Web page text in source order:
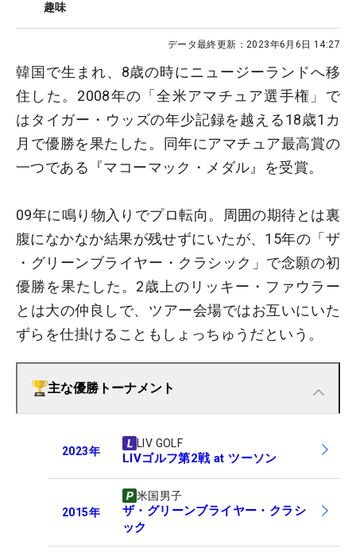
趣味
データ最終更新： 2023年6月6日 14:27
韓国で生まれ、8歳の時にニュージーランドへ移
住した。2008年の「全米アマチュア選手権」で
はタイガー・ウッズの年少記録を越える18歳1カ
月で優勝を果たした。同年にアマチュア最高賞の
一つである『マコーマック・メダル』を受賞。
09年に鳴り物入りでプロ転向。周囲の期待とは裏
腹になかなか結果が残せずにいたが、15年の「ザ
・グリーンブライヤー・クラシック」で念願の初
優勝を果たした。2歳上のリッキー・ファウラー
とは大の仲良しで、ツアー会場ではお互いにいた
ずらを仕掛けることもしょっちゅうだという。
主な優勝トーナメント
2023年
LIV GOLF
LIVゴルフ第2戦 at ツーソン
2015年
米国男子
ザ・グリーンブライヤー・クラシ
ック